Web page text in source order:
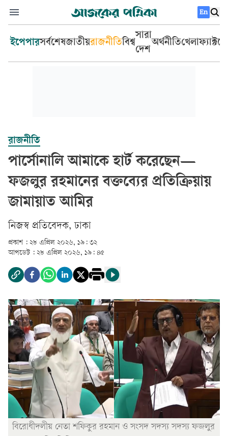
En
ইপেপারসর্বশেষজাতীয়রাজনীতিবিশ্ব
সারা
দেশ
অর্থনীতিখেলা
রাজনীতি
পার্সোনালি আমাকে হার্ট করেছেন—
ফজলুর রহমানের বক্তব্যের প্রতিক্রিয়ায়
জামায়াত আমির
‎নিজস্ব প্রতিবেদক, ঢাকা‎
প্রকাশ : ২৮ এপ্রিল ২০২৬, ১৯: ৩২
আপডেট : ২৮ এপ্রিল ২০২৬, ১৯: ৪৫
বিরোধীদলীয় নেতা শফিকুর রহমান ও সংসদ সদস্য সদস্য ফজলুর